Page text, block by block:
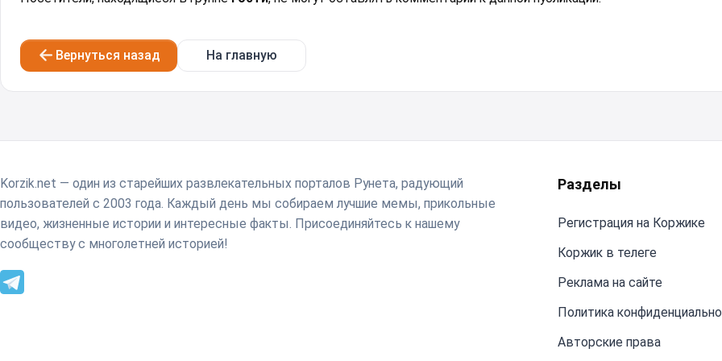
Вернуться назад На главную
Korzik.net — один из старейших развлекательных порталов Рунета, радующий
пользователей с 2003 года. Каждый день мы собираем лучшие мемы, прикольные
видео, жизненные истории и интересные факты. Присоединяйтесь к нашему
сообществу с многолетней историей!
Разделы
Регистрация на Коржике
Коржик в телеге
Реклама на сайте
Политика
Авторские права